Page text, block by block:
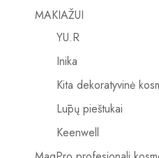
MAKIAŽUI
YU.R
Inika
Kita dekoratyvinė
Lūpų pieštukai
Keenwell